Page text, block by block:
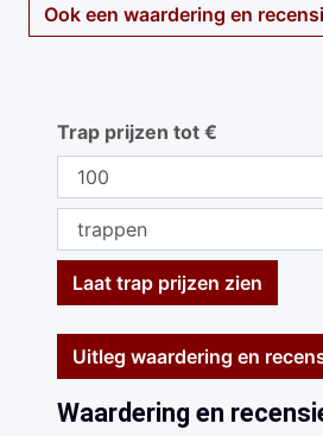
Ook een waardering en
Trap prijzen tot €
Laat trap prijzen zien
Uitleg waardering en
Waardering en